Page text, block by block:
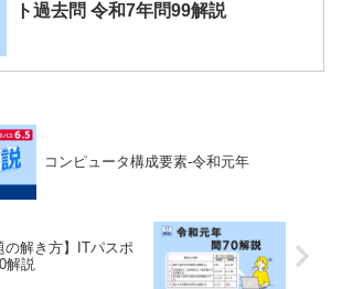
ト過去問 令和7年問99解説
コンピュータ構成要素-令和元年
の解き方】ITパスポ
解説